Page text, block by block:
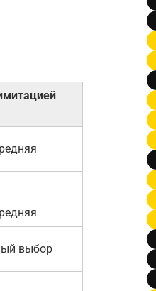
выбор